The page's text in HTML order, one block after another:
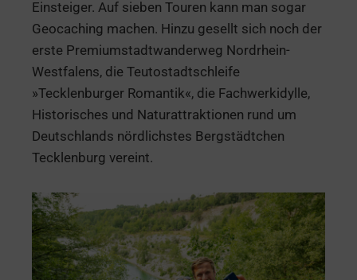
Einsteiger. Auf sieben Touren kann man sogar
Geocaching machen. Hinzu gesellt sich noch der
erste Premiumstadtwanderweg Nordrhein-
Westfalens, die Teutostadtschleife
»Tecklenburger Romantik«, die Fachwerkidylle,
Historisches und Naturattraktionen rund um
Deutschlands nördlichstes Bergstädtchen
Tecklenburg vereint.